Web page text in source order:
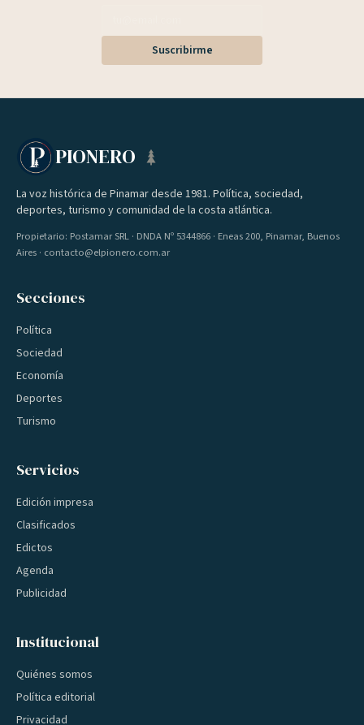
Suscribirme
PIONERO
La voz histórica de Pinamar desde 1981. Política, sociedad,
deportes, turismo y comunidad de la costa atlántica.
Propietario: Postamar SRL · DNDA Nº 5344866 · Eneas 200, Pinamar, Buenos
Aires · contacto@elpionero.com.ar
Secciones
Política
Sociedad
Economía
Deportes
Turismo
Servicios
Edición impresa
Clasificados
Edictos
Agenda
Publicidad
Institucional
Quiénes somos
Política editorial
Privacidad